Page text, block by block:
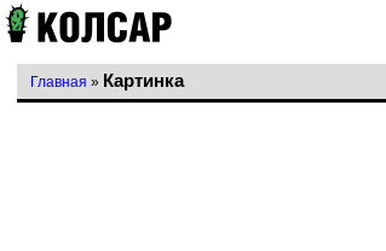
Главная » Картинка